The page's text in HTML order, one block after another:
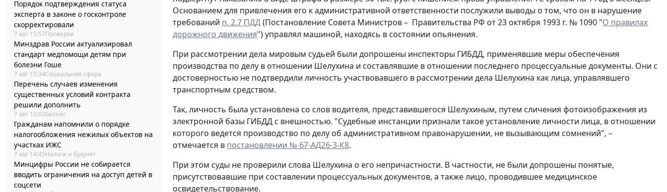
Порядок подтверждения статуса
эксперта в законе о госконтроле
скорректировали
7 авг 15:57Проверки
Минздрав России актуализировал
стандарт медпомощи детям при
болезни Гоше
7 авг 15:34Социальная сфера
Перечень случаев изменения
существенных условий контракта
решили дополнить
7 авг 15:02Бизнес
Гражданам напомнили о порядке
налогообложения нежилых объектов на
участках ИЖС
7 авг 14:45Налоги и бухучет
Минцифры России не собирается
вводить ограничения на доступ детей в
соцсети
Основанием для привлечения его к административной ответственности послужили выводы о том, что он в нарушение
требований п. 2.7 ПДД(Постановление Совета Министров – Правительства РФ от 23 октября 1993 г. № 1090 "О правилах
дорожного движения") управлял машиной, находясь в состоянии опьянения.
При рассмотрении дела мировым судьей были допрошены инспекторы ГИБДД, применявшие меры обеспечения
производства по делу в отношении Шелухина и составлявшие в отношении последнего процессуальные документы. Они с
достоверностью не подтвердили личность участвовавшего в рассмотрении дела Шелухина как лица, управлявшего
транспортным средством.
Так, личность была установлена со слов водителя, представившегося Шелухиным, путем сличения фотоизображения из
электронной базы ГИБДД с внешностью. "Судебные инстанции признали такое установление личности лица, в отношении
которого ведется производство по делу об административном правонарушении, не вызывающим сомнений", –
отмечается в постановлении № 67-АД26-3-К8.
При этом суды не проверили слова Шелухина о его непричастности. В частности, не были допрошены понятые,
присутствовавшие при составлении процессуальных документов, а также лицо, проводившее медицинское
освидетельствование.